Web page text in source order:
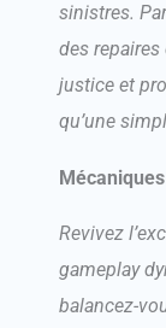
sinistres.
des
justice et
qu’une
Revivez
gameplay
balancez-